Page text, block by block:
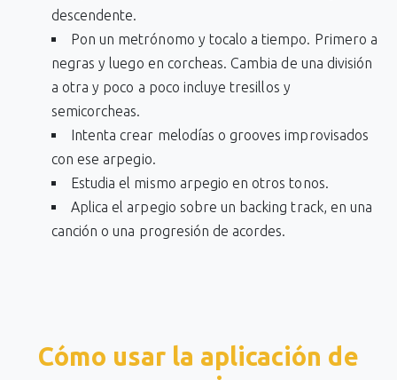
descendente.
Pon un metrónomo y tocalo a tiempo. Primero a
negras y luego en corcheas. Cambia de una división
a otra y poco a poco incluye tresillos y
semicorcheas.
Intenta crear melodías o grooves improvisados
con ese arpegio.
Estudia el mismo arpegio en otros tonos.
Aplica el arpegio sobre un backing track, en una
canción o una progresión de acordes.
Cómo usar la aplicación de